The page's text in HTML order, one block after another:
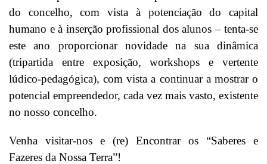
do concelho, com vista à potenciação do capital
humano e à inserção profissional dos alunos – tenta-se
este ano proporcionar novidade na sua dinâmica
(tripartida entre exposição, workshops e vertente
lúdico-pedagógica), com vista a continuar a mostrar o
potencial empreendedor, cada vez mais vasto, existente
no nosso concelho.
Venha visitar-nos e (re) Encontrar os “Saberes e
Fazeres da Nossa Terra”!